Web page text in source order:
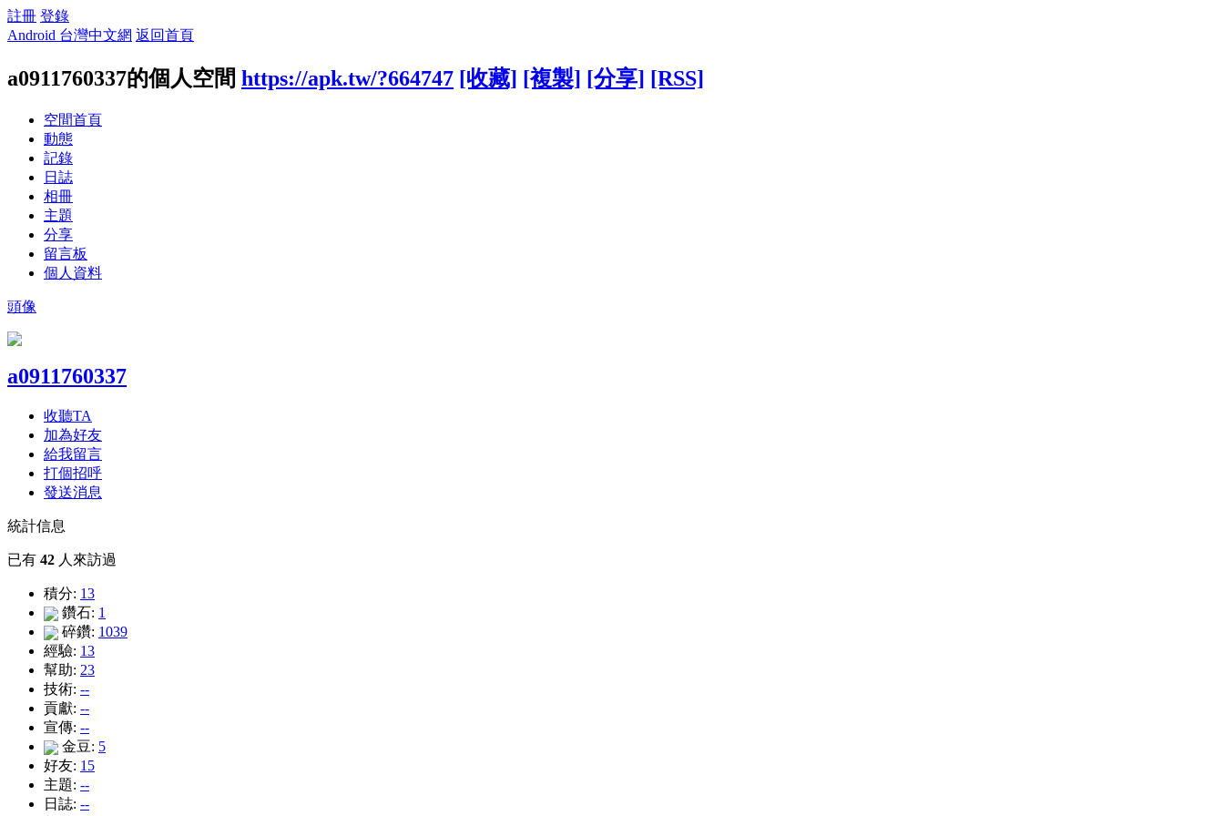
註冊 登錄
Android 台灣中文網 返回首頁
a0911760337的個人空間 https://apk.tw/?664747 [收藏] [複製] [分享] [RSS]
空間首頁
動態
記錄
日誌
相冊
主題
分享
留言板
個人資料
頭像
a0911760337
收聽TA
加為好友
給我留言
打個招呼
發送消息
統計信息
已有 42 人來訪過
積分: 13
鑽石: 1
碎鑽: 1039
經驗: 13
幫助: 23
技術: --
貢獻: --
宣傳: --
金豆: 5
好友: 15
主題: --
日誌: --